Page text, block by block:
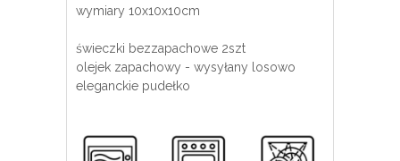
wymiary 10x10x10cm
świeczki bezzapachowe 2szt
olejek zapachowy - wysyłany losowo
eleganckie pudełko